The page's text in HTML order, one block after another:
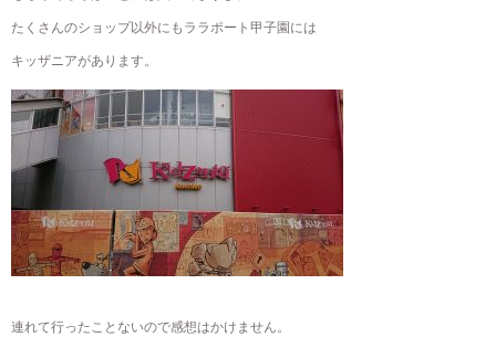
たくさんのショップ以外にもララポート甲子園には
キッザニアがあります。
連れて行ったことないので感想はかけません。